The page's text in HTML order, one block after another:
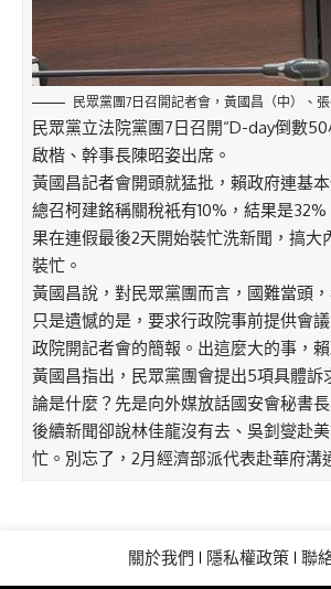
民眾黨團7日召開記者會，黃國昌（中）、
民眾黨立法院黨團7日召開“D-day倒數
啟楷、幹事長陳昭姿出席。
黃國昌記者會開頭就猛批，賴政府連基
總召柯建銘稱關稅衹有10%，結果是
果在連假最後2天開始裝忙洗新聞，搞
裝忙。
黃國昌說，對民眾黨團而言，國難當頭
只是遺憾的是，要求行政院事前提供會
政院開記者會的簡報。出這麼大的事，
黃國昌指出，民眾黨團會提出5項具體
論是什麼？先是向外媒放話國安會秘書
後續新聞卻說林佳龍沒有去、吳釗燮赴
忙。別忘了，2月經濟部派代表赴華府
關於我們 隱私權政策 聯